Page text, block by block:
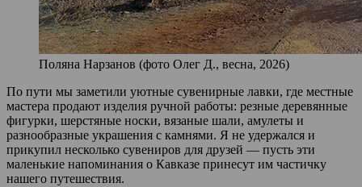
Поляна Нарзанов (фото Олег Д., весна, 2026)
По пути мы заметили уютные сувенирные лавки, где местные
мастера продают изделия ручной работы: резные деревянные
фигурки, шерстяные носки, вязаные шали, амулеты и
разнообразные украшения с камнями. Я не удержался и
прикупил несколько сувениров для друзей — пусть эти
маленькие напоминания о Кавказе принесут им частичку
нашего путешествия.